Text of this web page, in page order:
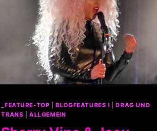
_FEATURE-TOP |BLOGFEATURES I |DRAG UND
TRANS |ALLGEMEIN